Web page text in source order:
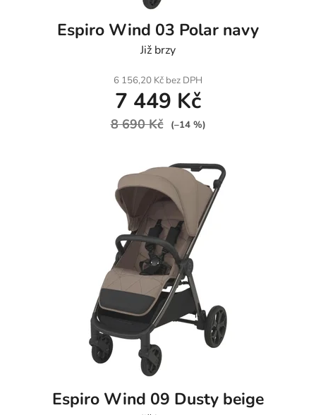
Espiro Wind 03 Polar navy
Již brzy
6 156,20 Kč bez DPH
7 449 Kč
8 690 Kč (–14 %)
Espiro Wind 09 Dusty beige